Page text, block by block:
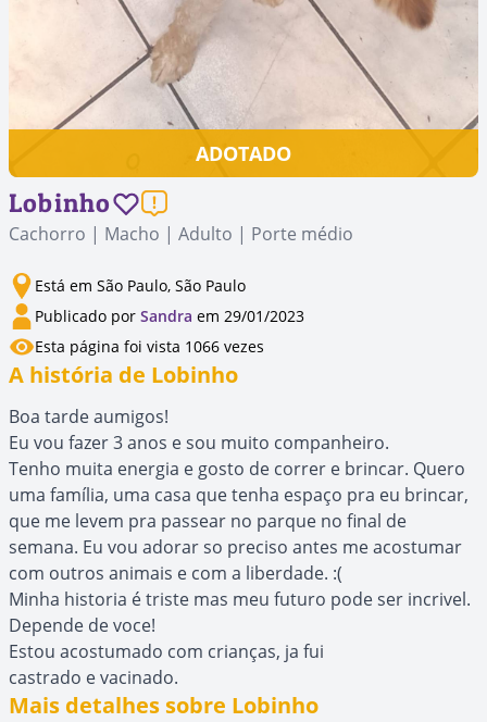
ADOTADO
Lobinho
Cachorro | Macho | Adulto | Porte médio
Está em São Paulo, São Paulo
Publicado por Sandra em 29/01/2023
Esta página foi vista 1066 vezes
A história de Lobinho
Boa tarde aumigos!
Eu vou fazer 3 anos e sou muito companheiro.
Tenho muita energia e gosto de correr e brincar. Quero
uma família, uma casa que tenha espaço pra eu brincar,
que me levem pra passear no parque no final de
semana. Eu vou adorar so preciso antes me acostumar
com outros animais e com a liberdade. :(
Minha historia é triste mas meu futuro pode ser incrivel.
Depende de voce!
Estou acostumado com crianças, ja fui
castrado e vacinado.
Mais detalhes sobre Lobinho